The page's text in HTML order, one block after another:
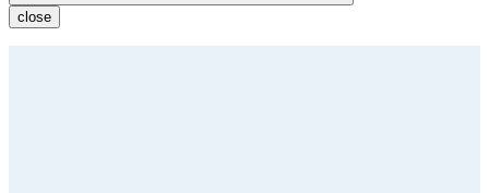
close